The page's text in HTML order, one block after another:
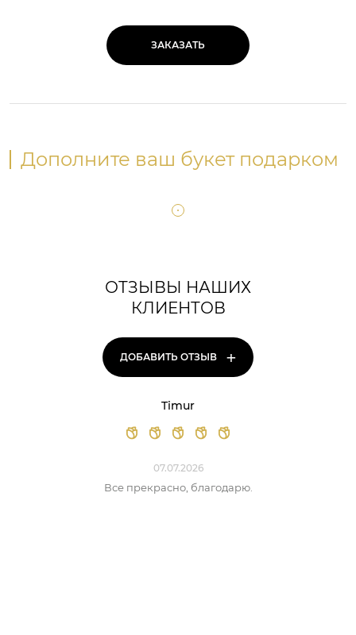
ЗАКАЗАТЬ
Дополните ваш букет подарком
ОТЗЫВЫ НАШИХ
КЛИЕНТОВ
ДОБАВИТЬ ОТЗЫВ +
Timur
07.07.2026
Все прекрасно, благодарю.